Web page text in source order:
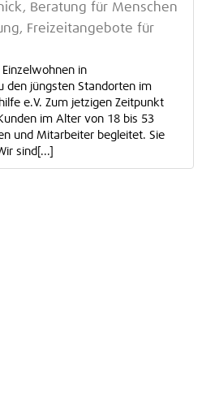
Beratung für Menschen
Freizeitangebote für
in
den jüngsten Standorten im
e.V. Zum jetzigen Zeitpunkt
im Alter von 18 bis 53
und Mitarbeiter begleitet. Sie
sind[...]